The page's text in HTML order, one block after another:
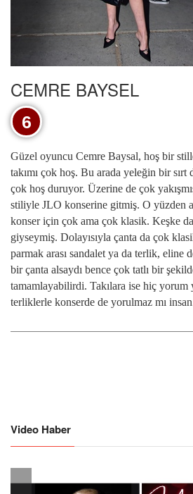
CEMRE BAYSEL
6
Güzel oyuncu Cemre Baysal, hoş bir
takımı çok hoş. Bu arada yeleğin bir
çok hoş duruyor. Üzerine de çok
stiliyle JLO konserine gitmiş. O yüzden
konser için çok ama çok klasik. Keşke
giyseymiş. Dolayısıyla çanta da çok
parmak arası sandalet ya da terlik, eline
bir çanta alsaydı bence çok tatlı bir
tamamlayabilirdi. Takılara ise hiç
terliklerle konserde de yorulmaz mı
Video Haber